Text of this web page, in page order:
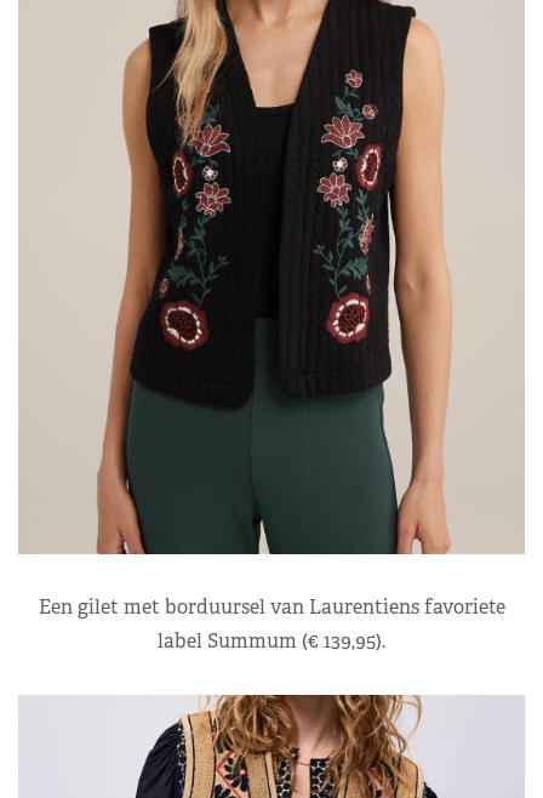
Een gilet met borduursel van Laurentiens favoriete
label Summum (€ 139,95).